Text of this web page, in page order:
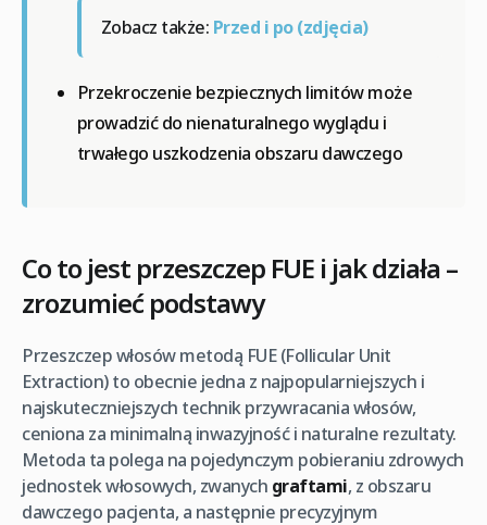
Zobacz także: Przed i po (zdjęcia)
Przekroczenie bezpiecznych limitów może
prowadzić do nienaturalnego wyglądu i
trwałego uszkodzenia obszaru dawczego
Co to jest przeszczep FUE i jak działa –
zrozumieć podstawy
Przeszczep włosów metodą FUE (Follicular Unit
Extraction) to obecnie jedna z najpopularniejszych i
najskuteczniejszych technik przywracania włosów,
ceniona za minimalną inwazyjność i naturalne rezultaty.
Metoda ta polega na pojedynczym pobieraniu zdrowych
jednostek włosowych, zwanych graftami, z obszaru
dawczego pacjenta, a następnie precyzyjnym